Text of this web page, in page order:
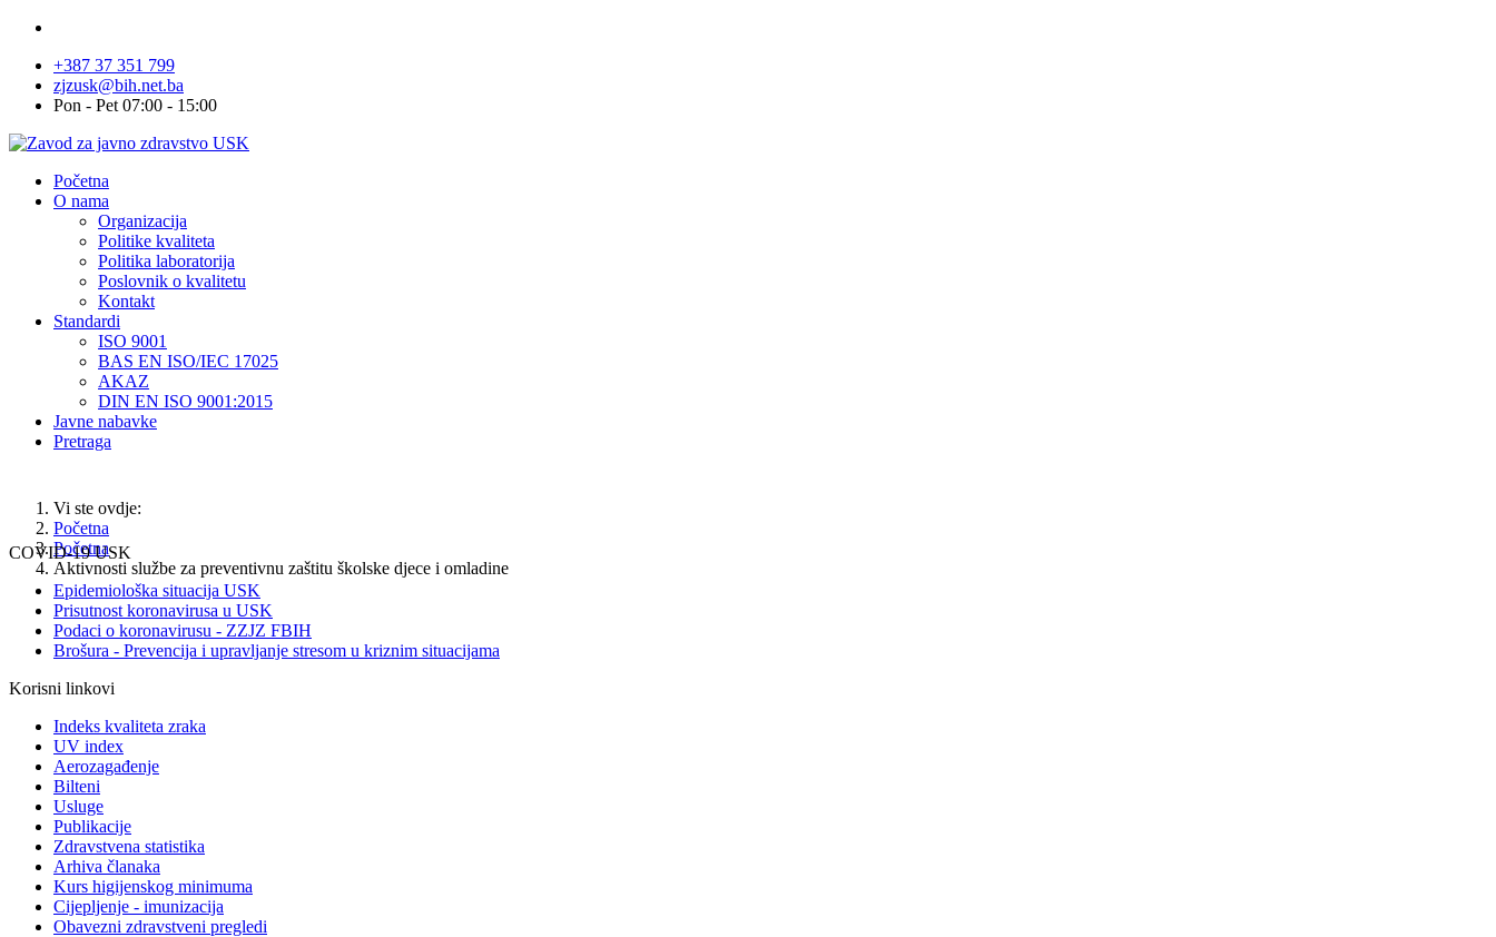
+387 37 351 799
zjzusk@bih.net.ba
Pon - Pet 07:00 - 15:00
Početna
O nama
Organizacija
Politike kvaliteta
Politika laboratorija
Poslovnik o kvalitetu
Kontakt
Standardi
ISO 9001
BAS EN ISO/IEC 17025
AKAZ
DIN EN ISO 9001:2015
Javne nabavke
Pretraga
Vi ste ovdje:
Početna
Početna
Aktivnosti službe za preventivnu zaštitu školske djece i omladine
COVID-19 USK
Epidemiološka situacija USK
Prisutnost koronavirusa u USK
Podaci o koronavirusu - ZZJZ FBIH
Brošura - Prevencija i upravljanje stresom u kriznim situacijama
Korisni linkovi
Indeks kvaliteta zraka
UV index
Aerozagađenje
Bilteni
Usluge
Publikacije
Zdravstvena statistika
Arhiva članaka
Kurs higijenskog minimuma
Cijepljenje - imunizacija
Obavezni zdravstveni pregledi